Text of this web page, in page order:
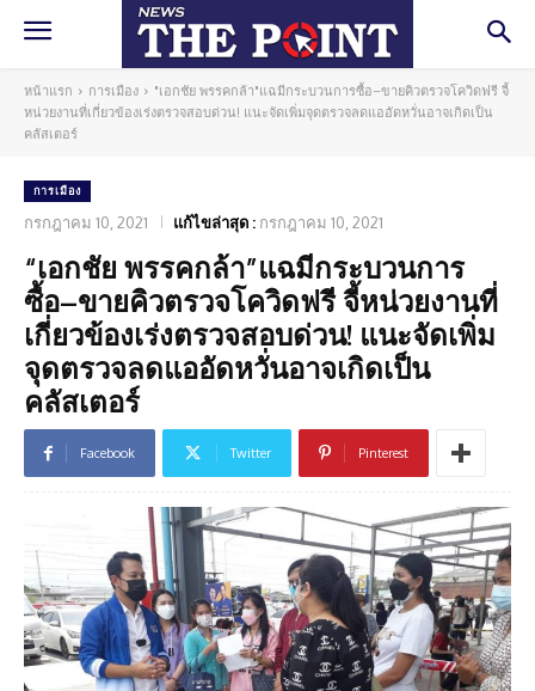
หน้าแรก การเมือง
"เอกชัย พรรคกล้า"แฉมีกระบวนการซื้อ–ขายคิวตรวจโควิดฟรี จี้
หน่วยงานที่เกี่ยวข้องเร่งตรวจสอบด่วน! แนะจัดเพิ่มจุดตรวจลดแออัดหวั่นอาจเกิดเป็น
คลัสเตอร์
การเมือง
กรกฎาคม 10, 2021 แก้ไขล่าสุด : กรกฎาคม 10, 2021
“เอกชัย พรรคกล้า”แฉมีกระบวนการ
ซื้อ–ขายคิวตรวจโควิดฟรี จี้หน่วยงานที่
เกี่ยวข้องเร่งตรวจสอบด่วน! แนะจัดเพิ่ม
จุดตรวจลดแออัดหวั่นอาจเกิดเป็น
คลัสเตอร์
Facebook Twitter Pinterest